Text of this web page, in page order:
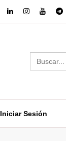
Search
for:
Iniciar Sesión